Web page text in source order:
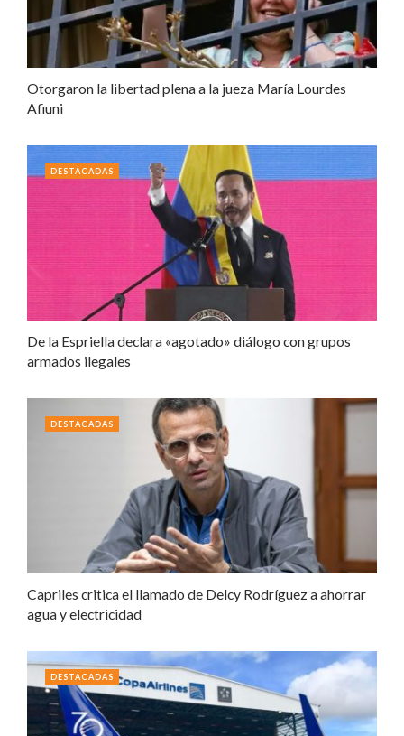
Otorgaron la libertad plena a la jueza María Lourdes
Afiuni
De la Espriella declara «agotado» diálogo con grupos
armados ilegales
DESTACADAS
Capriles critica el llamado de Delcy Rodríguez a ahorrar
agua y electricidad
DESTACADAS
DESTACADAS